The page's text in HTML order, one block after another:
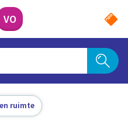
VO
ruimte